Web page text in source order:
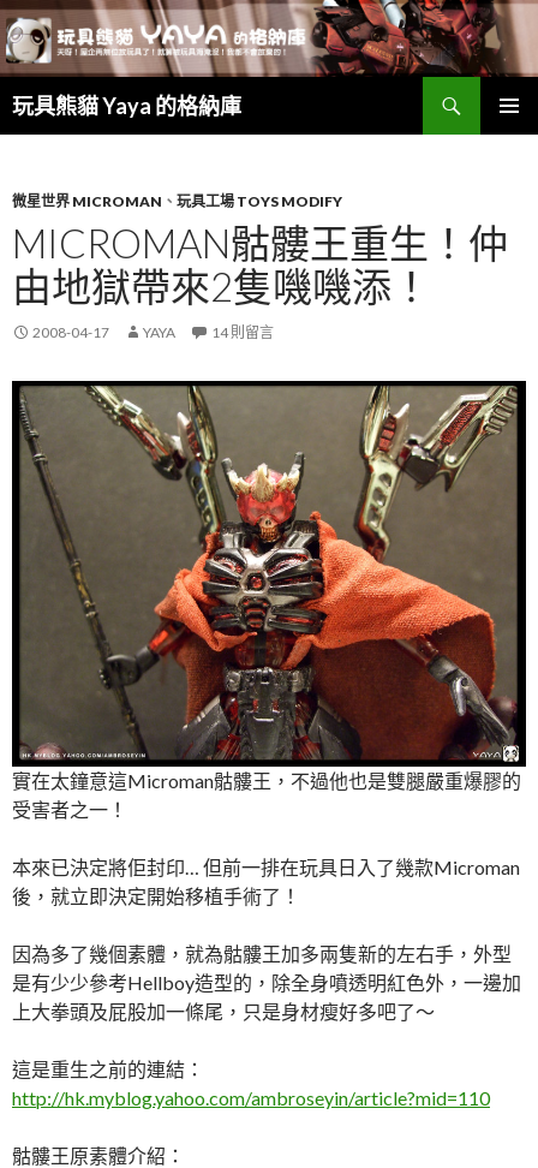
玩具熊貓 Yaya 的格納庫
尋
要
內
容
微星世界 MICROMAN 、 玩具工場 TOYS MODIFY
MICROMAN骷髏王重生！仲
由地獄帶來2隻嘰嘰添！
2008-04-17 YAYA 14 則留言
實在太鐘意這Microman骷髏王，不過他也是雙腿嚴重爆膠的
受害者之一！
本來已決定將佢封印… 但前一排在玩具日入了幾款Microman
後，就立即決定開始移植手術了！
因為多了幾個素體，就為骷髏王加多兩隻新的左右手，外型
是有少少參考Hellboy造型的，除全身噴透明紅色外，一邊加
上大拳頭及屁股加一條尾，只是身材瘦好多吧了～
這是重生之前的連結：
http://hk.myblog.yahoo.com/ambroseyin/article?mid=110
骷髏王原素體介紹：